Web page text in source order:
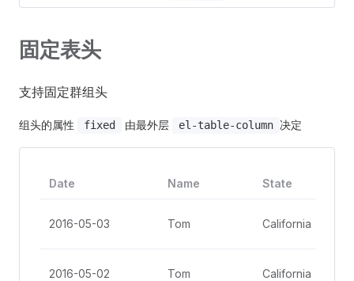
固定表头
支持固定群组头
组头的属性 fixed 由最外层 el-table-column 决定
Date Name State
2016-05-03 Tom California
2016-05-02 Tom California